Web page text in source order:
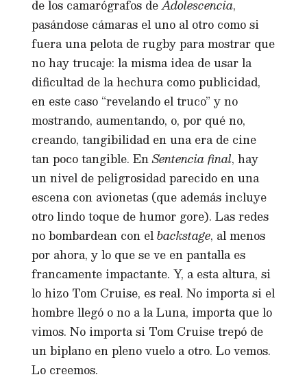
de los camarógrafos deAdolescencia,
pasándose cámaras el uno al otro como si
fuera una pelota de rugby para mostrar que
no hay trucaje: la misma idea de usar la
dificultad de la hechura como publicidad,
en este caso “revelando el truco” y no
mostrando, aumentando, o, por qué no,
creando, tangibilidad en una era de cine
tan poco tangible. EnSentencia final, hay
un nivel de peligrosidad parecido en una
escena con avionetas (que además incluye
otro lindo toque de humor gore). Las redes
no bombardean con elbackstage, al menos
por ahora, y lo que se ve en pantalla es
francamente impactante. Y, a esta altura, si
lo hizo Tom Cruise, es real. No importa si el
hombre llegó o no a la Luna, importa que lo
vimos. No importa si Tom Cruise trepó de
un biplano en pleno vuelo a otro. Lo vemos.
Lo creemos.